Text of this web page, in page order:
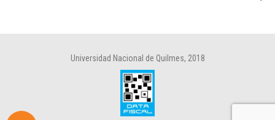
Universidad Nacional de Quilmes, 2018